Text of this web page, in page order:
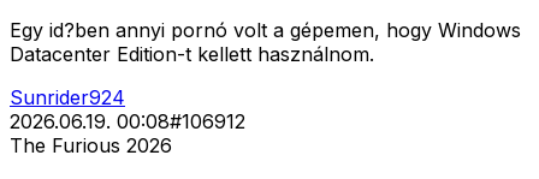
Egy id?ben annyi pornó volt a gépemen, hogy Windows
Datacenter Edition-t kellett használnom.
Sunrider924
2026.06.19. 00:08#106912
The Furious 2026